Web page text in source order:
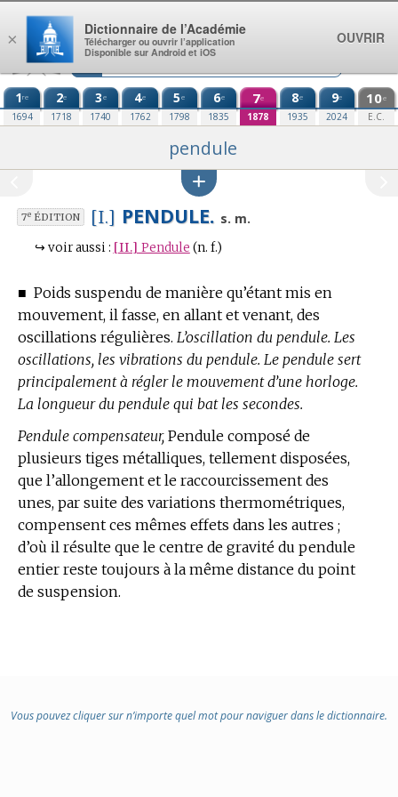
Aller au contenu
1re
1694
2e
1718
3e
1740
4e
1762
5e
1798
6e
1835
7e
1878
8e
1935
9e
2024
10e
E.C.
pendule
7eÉDITION [I.] PENDULE. s. m.
↪ voir aussi : [II.] Pendule (n. f.)
■ Poids suspendu de manière qu’étant mis en
mouvement, il fasse, en allant et venant, des
oscillations régulières. L’oscillation du pendule. Les
oscillations, les vibrations du pendule. Le pendule sert
principalement à régler le mouvement d’une horloge.
La longueur du pendule qui bat les secondes.
Pendule compensateur, Pendule composé de
plusieurs tiges métalliques, tellement disposées,
que l’allongement et le raccourcissement des
unes, par suite des variations thermométriques,
compensent ces mêmes effets dans les autres ;
d’où il résulte que le centre de gravité du pendule
entier reste toujours à la même distance du point
de suspension.
Vous pouvez cliquer sur n’importe quel mot pour naviguer dans le dictionnaire.
×
Dictionnaire de l’Académie
Télécharger ou ouvrir l’application
Disponible sur Android et iOS
OUVRIR